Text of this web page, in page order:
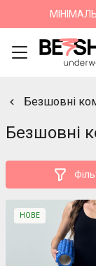
Безшовні
Безшовні
НОВЕ